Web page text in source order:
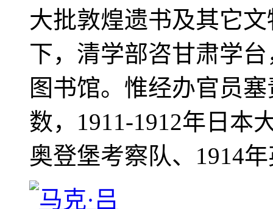
大批敦煌遗书及其它
下，清学部咨甘肃学
图书馆。惟经办官员
数，1911-1912年日本
奥登堡考察队、1914